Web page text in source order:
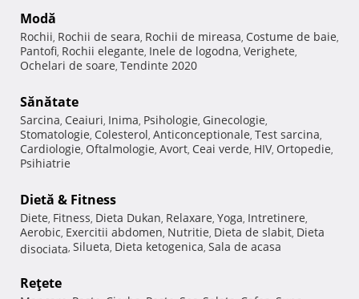
Modă
Rochii, Rochii de seara, Rochii de mireasa, Costume de baie,
Pantofi, Rochii elegante, Inele de logodna, Verighete,
Ochelari de soare, Tendinte 2020
Sănătate
Sarcina, Ceaiuri, Inima, Psihologie, Ginecologie,
Stomatologie, Colesterol, Anticonceptionale, Test sarcina,
Cardiologie, Oftalmologie, Avort, Ceai verde, HIV, Ortopedie,
Psihiatrie
Dietă & Fitness
Diete, Fitness, Dieta Dukan, Relaxare, Yoga, Intretinere,
Aerobic, Exercitii abdomen, Nutritie, Dieta de slabit, Dieta
disociata, Silueta, Dieta ketogenica, Sala de acasa
Reţete